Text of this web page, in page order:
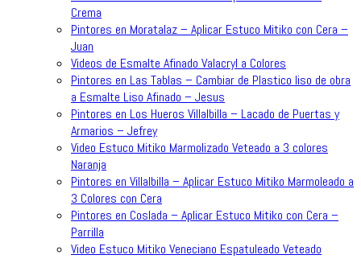
Crema
Pintores en Moratalaz – Aplicar Estuco Mitiko con Cera –
Juan
Videos de Esmalte Afinado Valacryl a Colores
Pintores en Las Tablas – Cambiar de Plastico liso de obra
a Esmalte Liso Afinado – Jesus
Pintores en Los Hueros Villalbilla – Lacado de Puertas y
Armarios – Jefrey
Video Estuco Mitiko Marmolizado Veteado a 3 colores
Naranja
Pintores en Villalbilla – Aplicar Estuco Mitiko Marmoleado a
3 Colores con Cera
Pintores en Coslada – Aplicar Estuco Mitiko con Cera –
Parrilla
Video Estuco Mitiko Veneciano Espatuleado Veteado